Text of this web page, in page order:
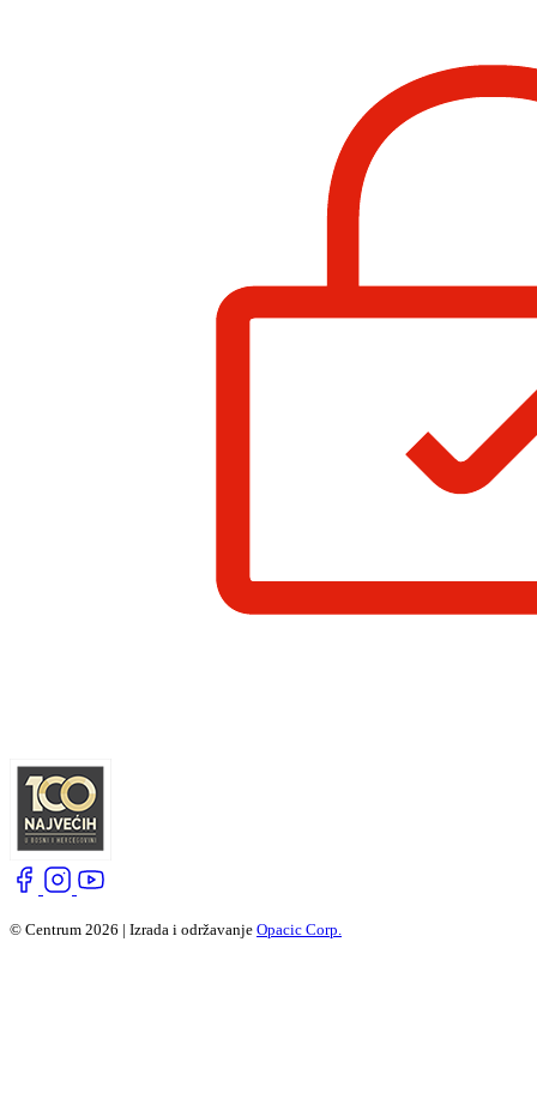
© Centrum 2026 | Izrada i održavanje Opacic Corp.